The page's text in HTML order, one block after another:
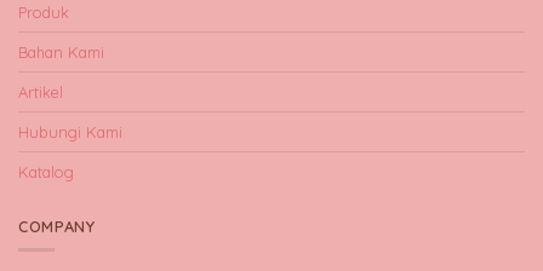
Produk
Bahan Kami
Artikel
Hubungi Kami
Katalog
COMPANY